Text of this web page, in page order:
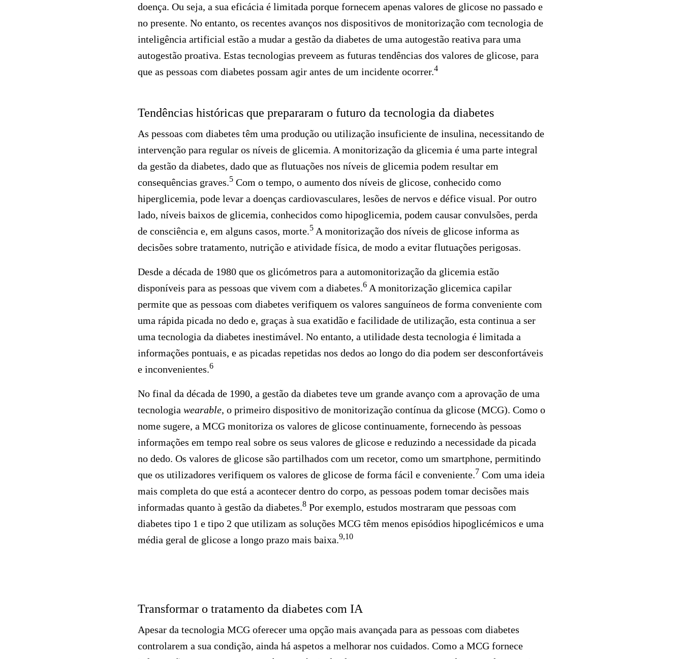
doença. Ou seja, a sua eficácia é limitada porque fornecem apenas valores de glicose no passado e
no presente. No entanto, os recentes avanços nos dispositivos de monitorização com tecnologia de
inteligência artificial estão a mudar a gestão da diabetes de uma autogestão reativa para uma
autogestão proativa. Estas tecnologias preveem as futuras tendências dos valores de glicose, para
que as pessoas com diabetes possam agir antes de um incidente ocorrer.4
Tendências históricas que prepararam o futuro da tecnologia da diabetes
As pessoas com diabetes têm uma produção ou utilização insuficiente de insulina, necessitando de
intervenção para regular os níveis de glicemia. A monitorização da glicemia é uma parte integral
da gestão da diabetes, dado que as flutuações nos níveis de glicemia podem resultar em
consequências graves.5Com o tempo, o aumento dos níveis de glicose, conhecido como
hiperglicemia, pode levar a doenças cardiovasculares, lesões de nervos e défice visual. Por outro
lado, níveis baixos de glicemia, conhecidos como hipoglicemia, podem causar convulsões, perda
de consciência e, em alguns casos, morte.5A monitorização dos níveis de glicose informa as
decisões sobre tratamento, nutrição e atividade física, de modo a evitar flutuações perigosas.
Desde a década de 1980 que os glicómetros para a automonitorização da glicemia estão
disponíveis para as pessoas que vivem com a diabetes.6A monitorização glicemica capilar
permite que as pessoas com diabetes verifiquem os valores sanguíneos de forma conveniente com
uma rápida picada no dedo e, graças à sua exatidão e facilidade de utilização, esta continua a ser
uma tecnologia da diabetes inestimável. No entanto, a utilidade desta tecnologia é limitada a
informações pontuais, e as picadas repetidas nos dedos ao longo do dia podem ser desconfortáveis
e inconvenientes.6
No final da década de 1990, a gestão da diabetes teve um grande avanço com a aprovação de uma
tecnologia wearable, o primeiro dispositivo de monitorização contínua da glicose (MCG). Como o
nome sugere, a MCG monitoriza os valores de glicose continuamente, fornecendo às pessoas
informações em tempo real sobre os seus valores de glicose e reduzindoa necessidade da picada
no dedo. Os valores de glicose são partilhados com um recetor, como um smartphone, permitindo
que os utilizadores verifiquem os valores de glicose de forma fácil e conveniente.7 Com uma ideia
mais completa do que está a acontecer dentro do corpo, as pessoas podem tomar decisões mais
informadas quanto à gestão da diabetes.8Por exemplo, estudos mostraram que pessoas com
diabetes tipo 1 e tipo 2 que utilizam as soluções MCG têm menos episódios hipoglicémicos e uma
média geral de glicose a longo prazo mais baixa.9,10
Transformar o tratamento da diabetes com IA
Apesar da tecnologia MCG oferecer uma opção mais avançada para as pessoas com diabetes
controlarem a sua condição, ainda há aspetos a melhorar nos cuidados. Como a MCG fornece